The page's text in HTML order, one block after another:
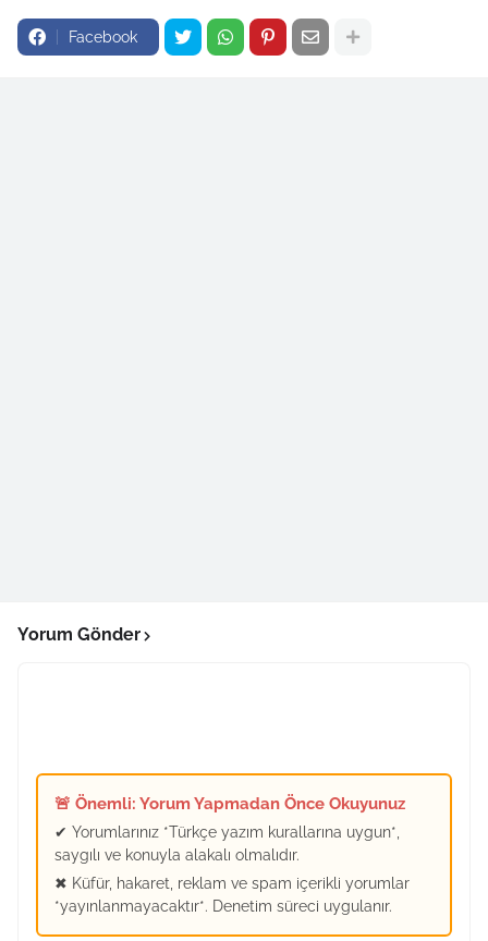
Facebook
Yorum Gönder
🚨 Önemli: Yorum Yapmadan Önce Okuyunuz
✔ Yorumlarınız *Türkçe yazım kurallarına uygun*,
saygılı ve konuyla alakalı olmalıdır.
✖ Küfür, hakaret, reklam ve spam içerikli yorumlar
*yayınlanmayacaktır*. Denetim süreci uygulanır.